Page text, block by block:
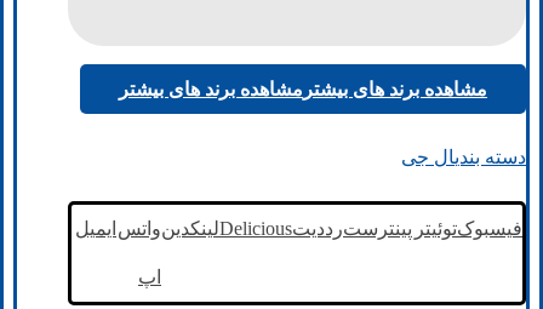
مشاهده برند های بیشتر مشاهده برند های بیشتر
دسته بندیال جی
فیسبوکتوئیتر پینترسترددیتDeliciousلینکدینواتس
اپ
ایمیل